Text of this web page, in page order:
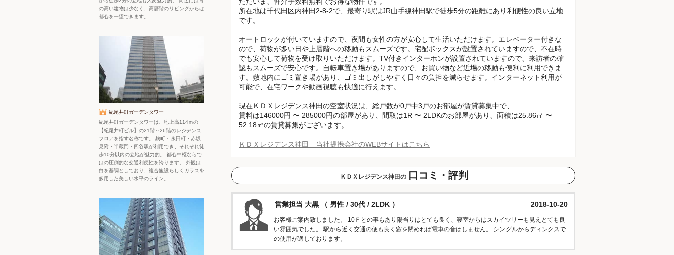
所在地は千代田区内神田2-8-2で、最寄り駅はJR山手線神田駅で徒歩5分の距離にあり利便性の良い立地
です。
オートロックが付いていますので、夜間も女性の方が安心して生活いただけます。エレベーター付きな
ので、荷物が多い日や上層階への移動もスムーズです。宅配ボックスが設置されていますので、不在時
でも安心して荷物を受け取りいただけます。TV付きインターホンが設置されていますので、来訪者の確
認もスムーズで安心です。自転車置き場がありますので、お買い物など近場の移動も便利に利用できま
す。敷地内にゴミ置き場があり、ゴミ出しがしやすく日々の負担を減らせます。インターネット利用が
可能で、在宅ワークや動画視聴も快適に行えます。
現在ＫＤＸレジデンス神田の空室状況は、総戸数が0戸中3戸のお部屋が賃貸募集中で、
賃料は146000円 〜 285000円の部屋があり、間取は1R 〜 2LDKのお部屋があり、面積は25.86㎡ 〜
52.18㎡の賃貸募集がございます。
ＫＤＸレジデンス神田 当社提携会社のWEBサイトはこちら
ＫＤＸレジデンス神田の 口コミ・評判
営業担当 大黒 （ 男性 / 30代 / 2LDK ） 2018-10-20
お客様ご案内致しました。 10Ｆとの事もあり陽当りはとても良く、寝室からはスカイツリーも見えとても良
い雰囲気でした。 駅から近く交通の便も良く窓を閉めれば電車の音はしません。 シングルからディンクスで
の使用が適しております。
の高い建物は少なく、高層階のリビングからは
都心を一望できます。
紀尾井町ガーデンタワー
紀尾井町ガーデンタワーは、地上高114ｍの
【紀尾井町ビル】の21階～26階のレジデンス
フロアを指す名称です。 麹町・永田町・赤坂
見附・半蔵門・四谷駅が利用でき、それぞれ徒
歩10分以内の立地が魅力的。 都心中枢ならで
はの圧倒的な交通利便性を誇ります。 外観は
白を基調としており、複合施設らしくガラスを
多用した美しい水平のライン。